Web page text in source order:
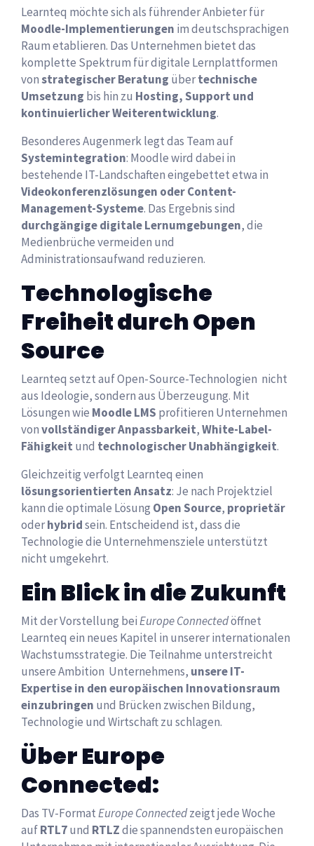
Learnteq möchte sich als führender Anbieter für
Moodle-Implementierungen im deutschsprachigen
Raum etablieren. Das Unternehmen bietet das
komplette Spektrum für digitale Lernplattformen
vonstrategischer Beratung übertechnische
Umsetzung bis hin zu Hosting, Support und
kontinuierlicher Weiterentwicklung.
Besonderes Augenmerk legt das Team auf
Systemintegration: Moodle wird dabei in
bestehende IT-Landschaften eingebettet etwa in
Videokonferenzlösungen oder Content-
Management-Systeme. Das Ergebnis sind
durchgängige digitale Lernumgebungen, die
Medienbrüche vermeiden und
Administrationsaufwand reduzieren.
Technologische
Freiheit durch Open
Source
Learnteq setzt auf Open-Source-Technologien nicht
aus Ideologie, sondern aus Überzeugung. Mit
Lösungen wie Moodle LMS profitieren Unternehmen
vonvollständiger Anpassbarkeit,White-Label-
Fähigkeit und technologischer Unabhängigkeit.
Gleichzeitig verfolgt Learnteq einen
lösungsorientierten Ansatz: Je nach Projektziel
kann die optimale Lösung Open Source, proprietär
oderhybridsein. Entscheidend ist, dass die
Technologie die Unternehmensziele unterstützt
nicht umgekehrt.
Ein Blick in die Zukunft
Mit der Vorstellung beiEurope Connectedöffnet
Learnteq ein neues Kapitel in unserer internationalen
Wachstumsstrategie. Die Teilnahme unterstreicht
unsere Ambition Unternehmens, unsere IT-
Expertise in den europäischen Innovationsraum
einzubringen und Brücken zwischen Bildung,
Technologie und Wirtschaft zu schlagen.
Über Europe
Connected:
Das TV-FormatEurope Connectedzeigt jede Woche
aufRTL7und RTLZdie spannendsten europäischen